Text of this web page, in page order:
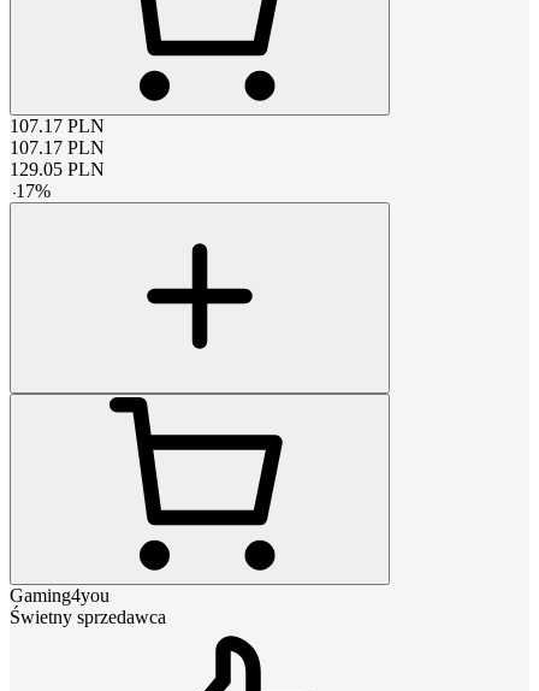
107.17 PLN
107.17 PLN
129.05 PLN
-17%
Gaming4you
Świetny sprzedawca